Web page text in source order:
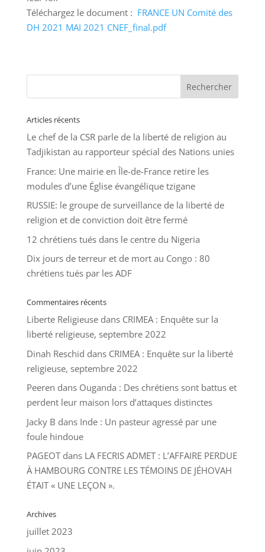
Téléchargez le document : FRANCE UN Comité des
DH 2021 MAI 2021 CNEF_final.pdf
Articles récents
Le chef de la CSR parle de la liberté de religion au
Tadjikistan au rapporteur spécial des Nations unies
France: Une mairie en Île-de-France retire les
modules d’une Église évangélique tzigane
RUSSIE: le groupe de surveillance de la liberté de
religion et de conviction doit être fermé
12 chrétiens tués dans le centre du Nigeria
Dix jours de terreur et de mort au Congo : 80
chrétiens tués par les ADF
Commentaires récents
Liberte Religieusedans CRIMEA : Enquête sur la
liberté religieuse, septembre 2022
Dinah Reschid dans CRIMEA : Enquête sur la liberté
religieuse, septembre 2022
Peeren dans Ouganda : Des chrétiens sont battus et
perdent leur maison lors d’attaques distinctes
Jacky B dans Inde : Un pasteur agressé par une
foule hindoue
PAGEOTdans LA FECRIS ADMET : L’AFFAIRE PERDUE
À HAMBOURG CONTRE LES TÉMOINS DE JÉHOVAH
ÉTAIT « UNE LEÇON ».
Archives
juillet 2023